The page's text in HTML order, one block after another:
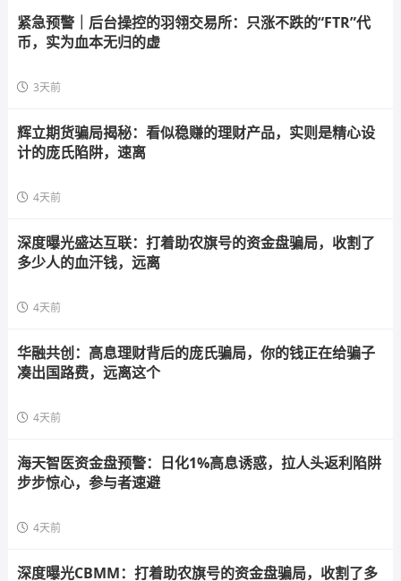
紧急预警｜后台操控的羽翎交易所：只涨不跌的“FTR”代
币，实为血本无归的虚
3天前
辉立期货骗局揭秘：看似稳赚的理财产品，实则是精心设
计的庞氏陷阱，速离
4天前
深度曝光盛达互联：打着助农旗号的资金盘骗局，收割了
多少人的血汗钱，远离
4天前
华融共创：高息理财背后的庞氏骗局，你的钱正在给骗子
凑出国路费，远离这个
4天前
海天智医资金盘预警：日化1%高息诱惑，拉人头返利陷阱
步步惊心，参与者速避
4天前
深度曝光CBMM：打着助农旗号的资金盘骗局，收割了多